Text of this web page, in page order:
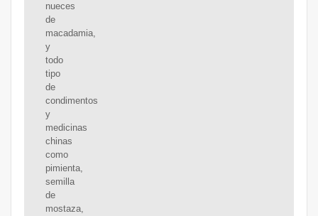
nueces
de
macadamia,
y
todo
tipo
de
condimentos
y
medicinas
chinas
como
pimienta,
semilla
de
mostaza,